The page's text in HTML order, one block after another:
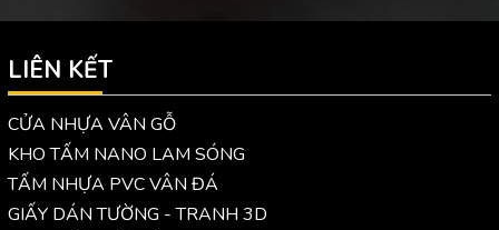
LIÊN KẾT
CỬA NHỰA VÂN GỖ
KHO TẤM NANO LAM SÓNG
TẤM NHỰA PVC VÂN ĐÁ
GIẤY DÁN TƯỜNG - TRANH 3D